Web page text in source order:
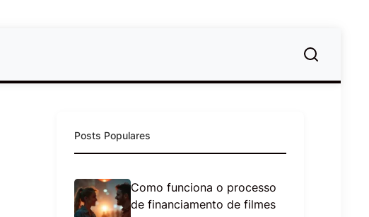
Posts Populares
Como funciona o processo
de financiamento de filmes